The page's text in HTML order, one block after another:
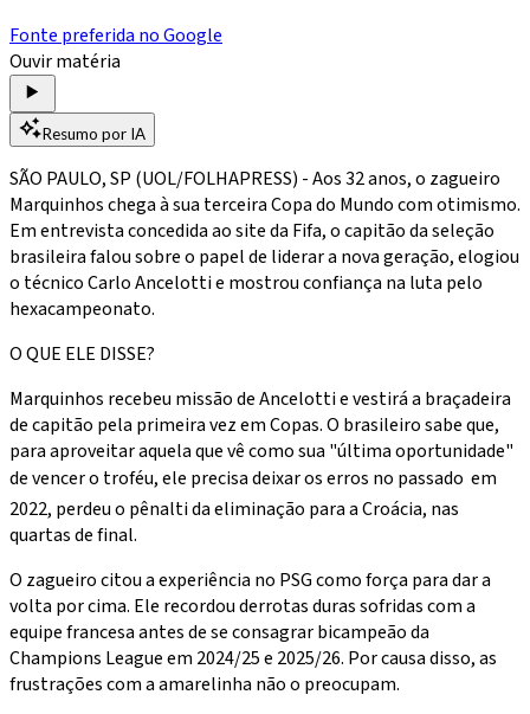
Fonte preferida no Google
Ouvir matéria
Resumo por IA
SÃO PAULO, SP (UOL/FOLHAPRESS) - Aos 32 anos, o zagueiro
Marquinhos chega à sua terceira Copa do Mundo com otimismo.
Em entrevista concedida ao site da Fifa, o capitão da seleção
brasileira falou sobre o papel de liderar a nova geração, elogiou
o técnico Carlo Ancelotti e mostrou confiança na luta pelo
hexacampeonato.
O QUE ELE DISSE?
Marquinhos recebeu missão de Ancelotti e vestirá a braçadeira
de capitão pela primeira vez em Copas. O brasileiro sabe que,
para aproveitar aquela que vê como sua "última oportunidade"
de vencer o troféu, ele precisa deixar os erros no passado  em
2022, perdeu o pênalti da eliminação para a Croácia, nas
quartas de final.
O zagueiro citou a experiência no PSG como força para dar a
volta por cima. Ele recordou derrotas duras sofridas com a
equipe francesa antes de se consagrar bicampeão da
Champions League em 2024/25 e 2025/26. Por causa disso, as
frustrações com a amarelinha não o preocupam.